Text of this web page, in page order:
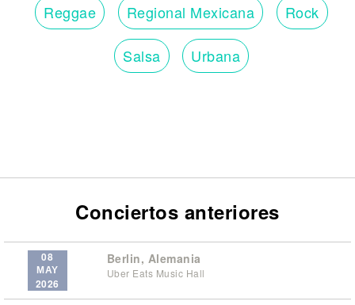
Reggae Regional Mexicana Rock
Salsa Urbana
Conciertos anteriores
08
MAY
2026
Berlin, Alemania
Uber Eats Music Hall